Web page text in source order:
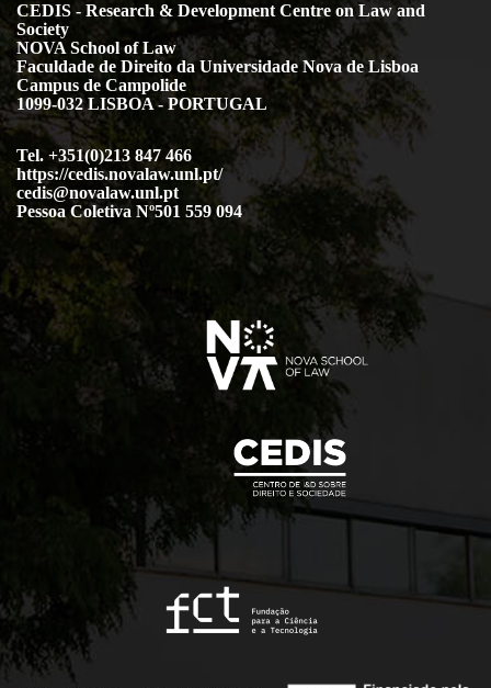
CEDIS - Research & Development Centre on Law and
Society
NOVA School of Law
Faculdade de Direito da Universidade Nova de Lisboa
Campus de Campolide
1099-032 LISBOA - PORTUGAL
Tel. +351(0)213 847 466
https://cedis.novalaw.unl.pt/
cedis@novalaw.unl.pt
Pessoa Coletiva Nº501 559 094